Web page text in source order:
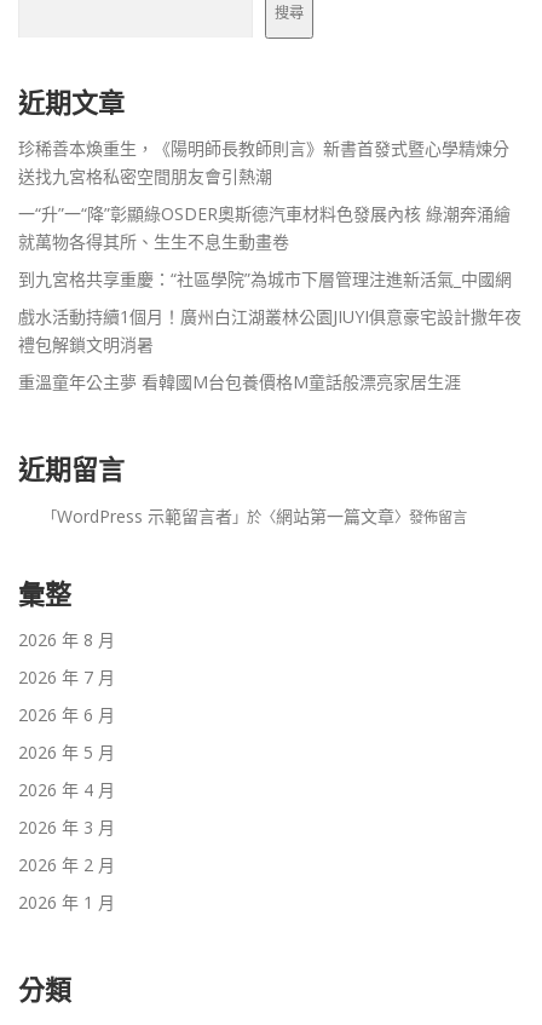
搜尋
近期文章
珍稀善本煥重生，《陽明師長教師則言》新書首發式暨心學精煉分
送找九宮格私密空間朋友會引熱潮
一“升”一“降”彰顯綠OSDER奧斯德汽車材料色發展內核 綠潮奔涌繪
就萬物各得其所、生生不息生動畫卷
到九宮格共享重慶：“社區學院”為城市下層管理注進新活氣_中國網
戲水活動持續1個月！廣州白江湖叢林公園JIUYI俱意豪宅設計撒年夜
禮包解鎖文明消暑
重溫童年公主夢 看韓國M台包養價格M童話般漂亮家居生涯
近期留言
「WordPress 示範留言者」於〈網站第一篇文章〉發佈留言
彙整
2026 年 8 月
2026 年 7 月
2026 年 6 月
2026 年 5 月
2026 年 4 月
2026 年 3 月
2026 年 2 月
2026 年 1 月
分類